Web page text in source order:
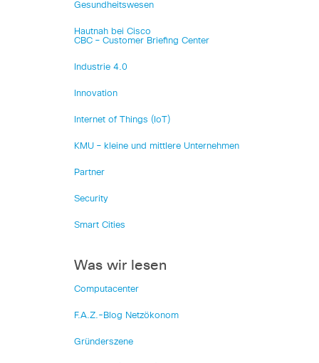
Gesundheitswesen
Hautnah bei Cisco
CBC – Customer Briefing Center
Industrie 4.0
Innovation
Internet of Things (IoT)
KMU – kleine und mittlere Unternehmen
Partner
Security
Smart Cities
Was wir lesen
Computacenter
F.A.Z.-Blog Netzökonom
Gründerszene